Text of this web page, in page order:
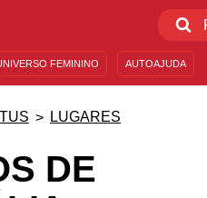
FEMININO AUTOAJUDA
LUGARES
DE